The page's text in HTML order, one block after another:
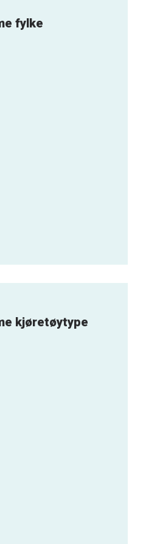
fylke
kjøretøytype